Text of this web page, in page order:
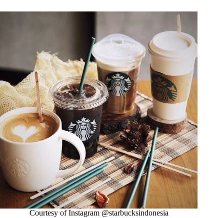
Courtesy of Instagram @starbucksindonesia